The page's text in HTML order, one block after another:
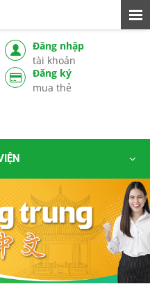
Đăng nhập
tài khoản
Đăng ký
mua thẻ